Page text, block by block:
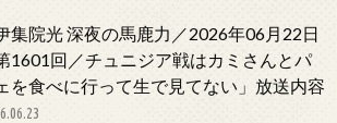
集院光 深夜の馬鹿力／2026年06月22日
1601回／チュニジア戦はカミさんとパ
を食べに行って生で見てない」放送内容